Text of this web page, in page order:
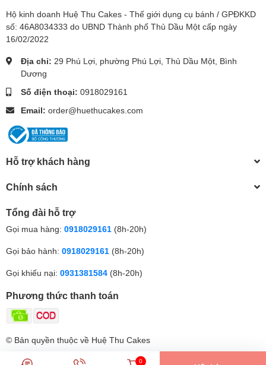
Hộ kinh doanh Huệ Thu Cakes - Thế giới dụng cụ bánh / GPĐKKD
số: 46A8034333 do UBND Thành phố Thủ Dầu Một cấp ngày
16/02/2022
Địa chỉ: 29 Phú Lợi, phường Phú Lợi, Thủ Dầu Một, Bình
Dương
Số điện thoại: 0918029161
Email: order@huethucakes.com
Hỗ trợ khách hàng
Chính sách
Tổng đài hỗ trợ
Gọi mua hàng: 0918029161 (8h-20h)
Gọi bảo hành: 0918029161 (8h-20h)
Gọi khiếu nại: 0931381584 (8h-20h)
Phương thức thanh toán
© Bản quyền thuộc về Huệ Thu Cakes
0